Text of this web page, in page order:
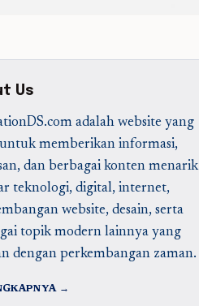
Us
adalah website yang
memberikan informasi,
dan berbagai konten menarik
teknologi, digital, internet,
website, desain, serta
topik modern lainnya yang
dengan perkembangan zaman.
→